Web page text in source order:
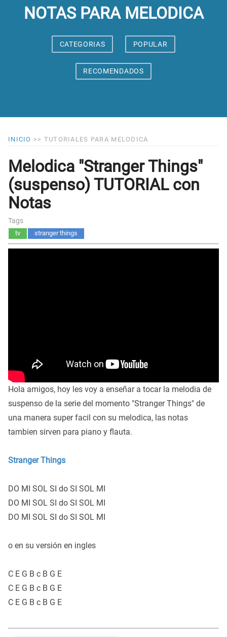
NOTAS PARA MELODICA
CATEGORIAS POPULAR
RECOMENDADOS
INICIO >> TUTORIALES PARA MELODICA
Melodica "Stranger Things"
(suspenso) TUTORIAL con
Notas
Tags
tv stranger things
Hola amigos, hoy les voy a enseñar a tocar la melodia de
suspenso de la serie del momento "Stranger Things" de
una manera super facil con su melodica, las notas
tambien sirven para piano y flauta.
Stranger Things
DO MI SOL SI do SI SOL MI
DO MI SOL SI do SI SOL MI
DO MI SOL SI do SI SOL MI
o en su versión en ingles
C E G B c B G E
C E G B c B G E
C E G B c B G E